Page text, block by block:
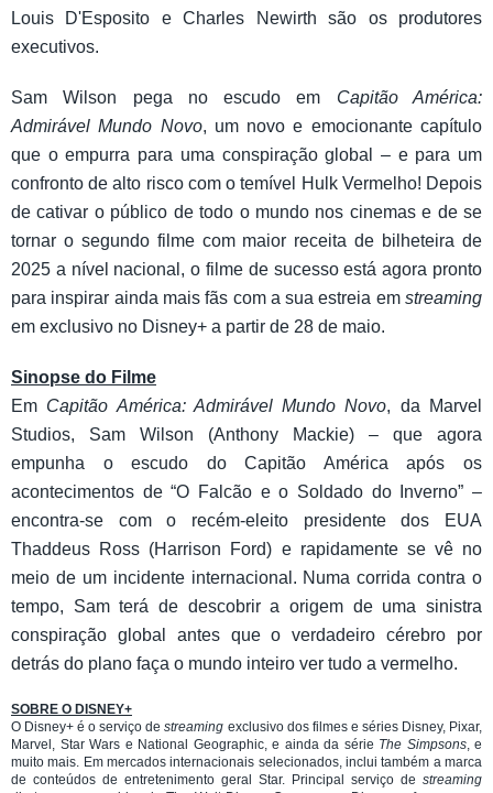
Louis D'Esposito e Charles Newirth são os produtores
executivos.
Sam Wilson pega no escudo em Capitão América:
Admirável Mundo Novo, um novo e emocionante capítulo
que o empurra para uma conspiração global – e para um
confronto de alto risco com o temível Hulk Vermelho! Depois
de cativar o público de todo o mundo nos cinemas e de se
tornar o segundo filme com maior receita de bilheteira de
2025 a nível nacional, o filme de sucesso está agora pronto
para inspirar ainda mais fãs com a sua estreia em streaming
em exclusivo no Disney+ a partir de 28 de maio.
Sinopse do Filme
Em Capitão América: Admirável Mundo Novo, da Marvel
Studios, Sam Wilson (Anthony Mackie) – que agora
empunha o escudo do Capitão América após os
acontecimentos de “O Falcão e o Soldado do Inverno” –
encontra-se com o recém-eleito presidente dos EUA
Thaddeus Ross (Harrison Ford) e rapidamente se vê no
meio de um incidente internacional. Numa corrida contra o
tempo, Sam terá de descobrir a origem de uma sinistra
conspiração global antes que o verdadeiro cérebro por
detrás do plano faça o mundo inteiro ver tudo a vermelho.
SOBRE O DISNEY+
O Disney+ é o serviço destreaming exclusivo dos filmes e séries Disney, Pixar,
Marvel, Star Wars e National Geographic, e ainda da série The Simpsons, e
muito mais. Em mercados internacionais selecionados, inclui também a marca
de conteúdos de entretenimento geral Star. Principal serviço de streaming